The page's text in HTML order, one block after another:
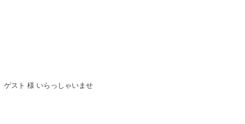
ゲスト 様 いらっしゃいませ